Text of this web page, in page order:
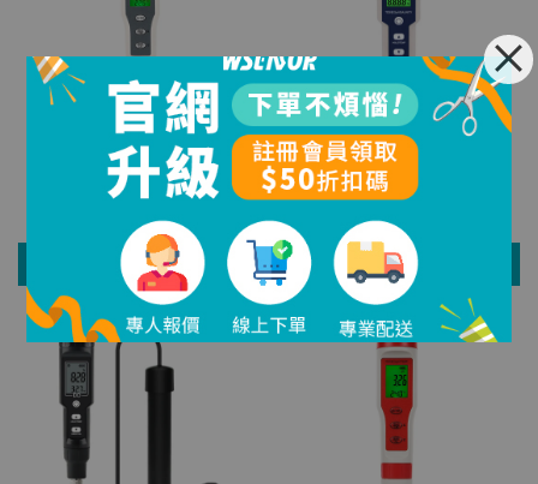
【WSensor】三合一水質測試筆
│EZ9901
NT$ 538
加入購物車
【WSensor】五合一水質測試筆
EZ9909
NT$ 479
加入購物車